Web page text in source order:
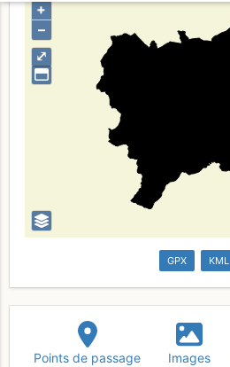
⤢
+
–
GPX KML
Points de passage Images